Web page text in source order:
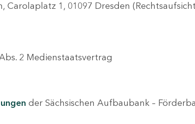
Carolaplatz 1, 01097 Dresden
2 Medienstaatsvertrag
der Sächsischen Aufbaubank –